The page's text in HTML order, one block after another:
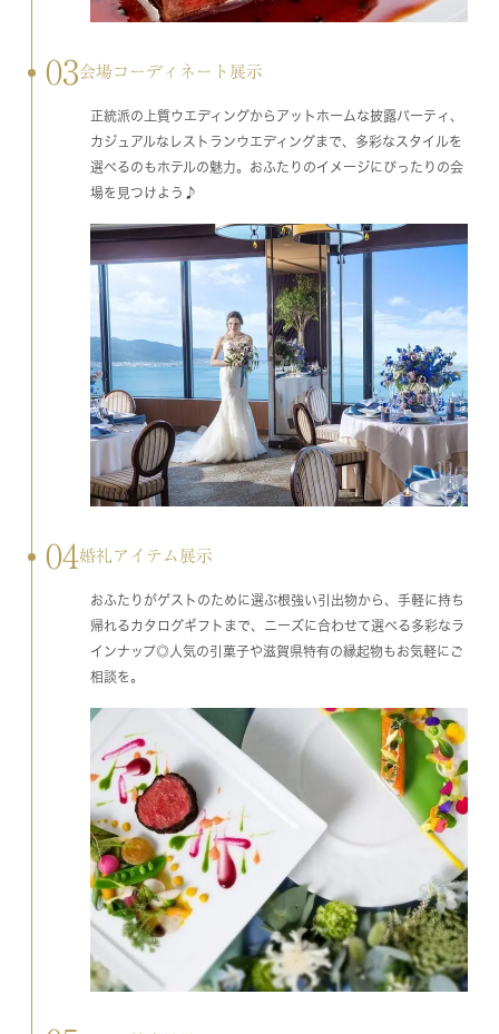
03会場コーディネート展示
正統派の上質ウエディングからアットホームな披露パーティ、
カジュアルなレストランウエディングまで、多彩なスタイルを
選べるのもホテルの魅力。おふたりのイメージにぴったりの会
場を見つけよう♪
04婚礼アイテム展示
おふたりがゲストのために選ぶ根強い引出物から、手軽に持ち
帰れるカタログギフトまで、ニーズに合わせて選べる多彩なラ
インナップ◎人気の引菓子や滋賀県特有の縁起物もお気軽にご
相談を。